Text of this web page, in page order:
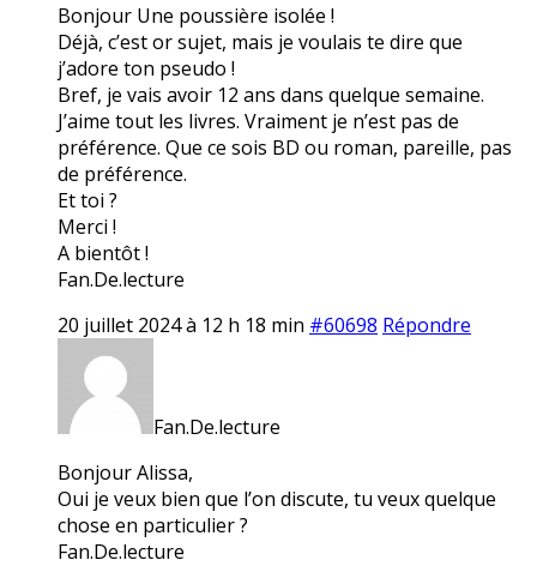
Bonjour Une poussière isolée !
Déjà, c’est or sujet, mais je voulais te dire que
j’adore ton pseudo !
Bref, je vais avoir 12 ans dans quelque semaine.
J’aime tout les livres. Vraiment je n’est pas de
préférence. Que ce sois BD ou roman, pareille, pas
de préférence.
Et toi ?
Merci !
A bientôt !
Fan.De.lecture
20 juillet 2024 à 12 h 18 min #60698 Répondre
Fan.De.lecture
Bonjour Alissa,
Oui je veux bien que l’on discute, tu veux quelque
chose en particulier ?
Fan.De.lecture